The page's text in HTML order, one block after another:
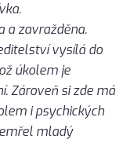
a zavražděna.
vysílá do
úkolem je
Zároveň si zde má
i psychických
mladý